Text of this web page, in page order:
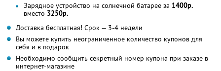
Зарядное устройство на солнечной батарее за 1400р.
вместо 3250р.
Доставка бесплатная! Срок — 3-4 недели
Вы можете купить неограниченное количество купонов для
себя и в подарок
Необходимо сообщить секретный номер купона при заказе в
интернет-магазине